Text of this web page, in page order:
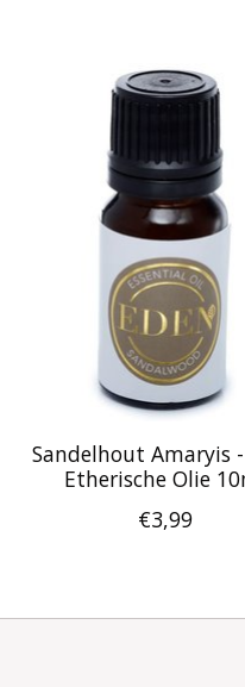
Sandelhout Amaryis
Etherische Olie
€3,99